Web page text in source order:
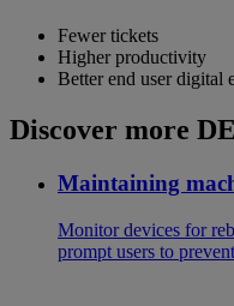
Fewer tickets
Higher productivity
Better end user digital
Discover more
Maintaining
Monitor devices for
prompt users to